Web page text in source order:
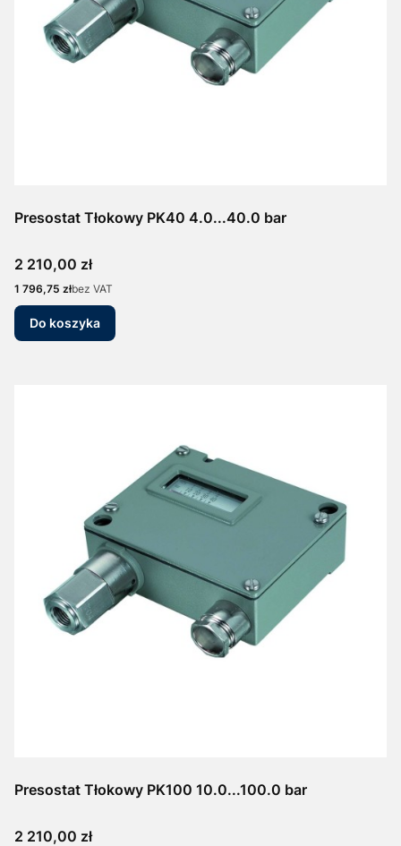
Presostat Tłokowy PK40 4.0...40.0 bar
Cena
2 210,00 zł
Cena
1 796,75 złbez VAT
Do koszyka
Presostat Tłokowy PK100 10.0...100.0 bar
Cena
2 210,00 zł